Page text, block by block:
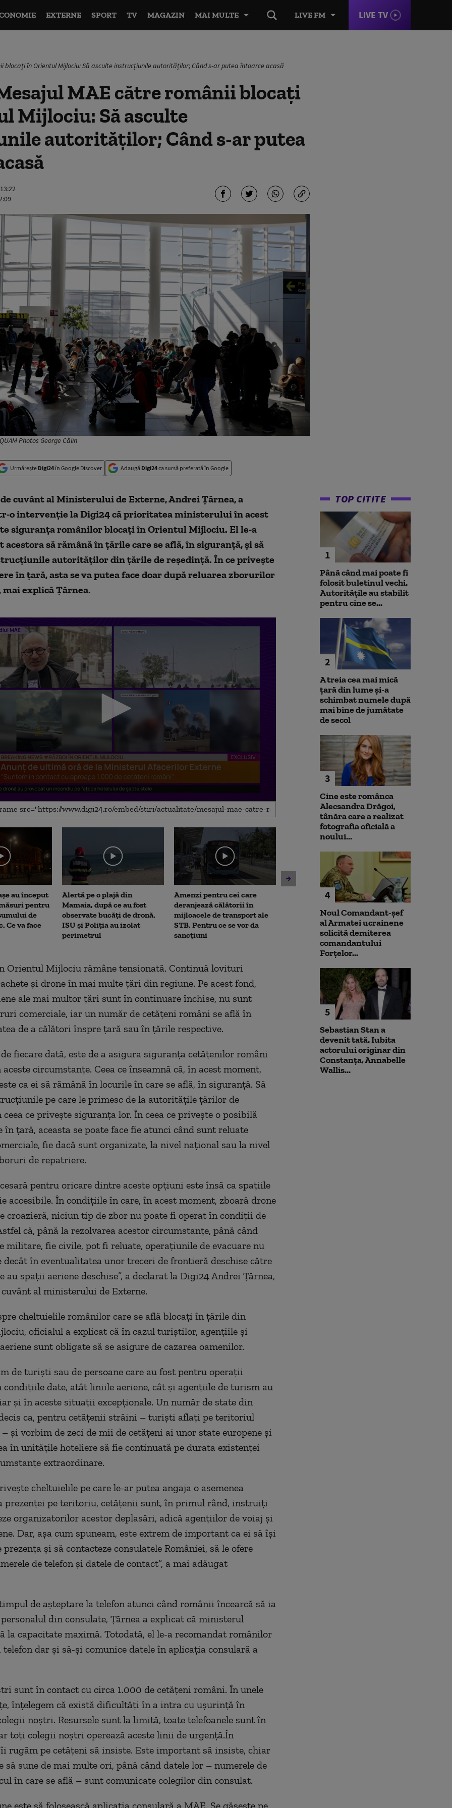
LIVE FM LIVE TV
EXTERNE SPORT TV MAGAZIN MAI MULTE
blocați în Orientul Mijlociu: Să asculte instrucțiunile autorităților; Când s-ar putea întoarce acasă
MAE către românii blocați
Mijlociu: Să asculte
autorităților; Când s-ar putea
Photos George Călin
Urmărește Digi24în Google Discover Adaugă Digi24ca sursă preferată în Google
cuvânt al Ministerului de Externe, Andrei Țărnea, a
o intervenție la Digi24 că prioritatea ministerului în acest
siguranța românilor blocați în Orientul Mijlociu. El le-a
acestora să rămână în țările care se află, în siguranță, și să
autorităților din țările de reședință. În ce privește
în țară, asta se va putea face doar după reluarea zborurilor
mai explică Țărnea.
au început
pentru
de
Ce va face
Alertă pe o plajă din
Mamaia, după ce au fost
observate bucăți de dronă.
ISU și Poliția au izolat
perimetrul
Amenzi pentru cei care
deranjează călătorii în
mijloacele de transport ale
STB. Pentru ce se vor da
sancțiuni
Un asistent medical din SUA
pune la pământ un pacient
violent. Ce nu a știut
bărbatul agresiv atunci când
Jihadiști
migranții
Orientul Mijlociu rămâne tensionată. Continuă lovituri
și drone în mai multe țări din regiune. Pe acest fond,
ale mai multor țări sunt în continuare închise, nu sunt
comerciale, iar un număr de cetățeni români se află în
de a călători înspre țară sau în țările respective.
fiecare dată, este de a asigura siguranța cetățenilor români
circumstanțe. Ceea ce înseamnă că, în acest moment,
ca ei să rămână în locurile în care se află, în siguranță. Să
pe care le primesc de la autoritățile țărilor de
ce privește siguranța lor. În ceea ce privește o posibilă
în țară, aceasta se poate face fie atunci când sunt reluate
fie dacă sunt organizate, la nivel național sau la nivel
de repatriere.
pentru oricare dintre aceste opțiuni este însă ca spațiile
accesibile. În condițiile în care, în acest moment, zboară drone
croazieră, niciun tip de zbor nu poate fi operat în condiții de
că, până la rezolvarea acestor circumstanțe, până când
militare, fie civile, pot fi reluate, operațiunile de evacuare nu
decât în eventualitatea unor treceri de frontieră deschise către
au spații aeriene deschise”, a declarat la Digi24 Andrei Țărnea,
al ministerului de Externe.
cheltuielile românilor care se află blocați în țările din
oficialul a explicat că în cazul turiștilor, agențiile și
sunt obligate să se asigure de cazarea oamenilor.
de turiști sau de persoane care au fost pentru operații
condițiile date, atât liniile aeriene, cât și agențiile de turism au
și în aceste situații excepționale. Un număr de state din
ca, pentru cetățenii străini – turiști aflați pe teritoriul
și vorbim de zeci de mii de cetățeni ai unor state europene și
în unitățile hoteliere să fie continuată pe durata existenței
extraordinare.
cheltuielile pe care le-ar putea angaja o asemenea
prezenței pe teritoriu, cetățenii sunt, în primul rând, instruiți
organizatorilor acestor deplasări, adică agențiilor de voiaj și
Dar, așa cum spuneam, este extrem de important ca ei să își
și să contacteze consulatele României, să le ofere
de telefon și datele de contact”, a mai adăugat
de așteptare la telefon atunci când românii încearcă să ia
din consulate, Țărnea a explicat că ministerul
la capacitate maximă. Totodată, el le-a recomandat românilor
telefon dar și să-și comunice datele în aplicația consulară a
sunt în contact cu circa 1.000 de cetățeni români. În unele
înțelegem că există dificultăți în a intra cu ușurință în
noștri. Resursele sunt la limită, toate telefoanele sunt în
toți colegii noștri operează aceste linii de urgență.În
rugăm pe cetățeni să insiste. Este important să insiste, chiar
să sune de mai multe ori, până când datele lor – numerele de
în care se află – sunt comunicate colegilor din consulat.
este să folosească aplicația consulară a MAE. Se găsește pe
TOP CITITE
1
Până când mai poate fi
folosit buletinul vechi.
Autoritățile au stabilit
pentru cine se...
2
A treia cea mai mică
țară din lume și-a
schimbat numele după
mai bine de jumătate
de secol
3
Cine este românca
Alecsandra Drăgoi,
tânăra care a realizat
fotografia oficială a
noului...
4
Noul Comandant-șef
al Armatei ucrainene
solicită demiterea
comandantului
Forțelor...
5
Sebastian Stan a
devenit tată. Iubita
actorului originar din
Constanța, Annabelle
Wallis...